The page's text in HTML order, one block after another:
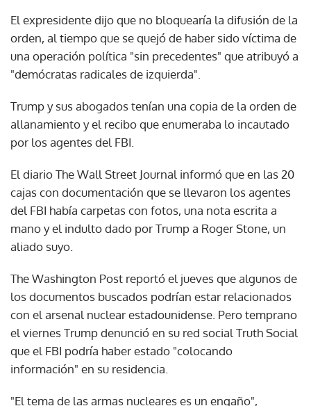
El expresidente dijo que no bloquearía la difusión de la
orden, al tiempo que se quejó de haber sido víctima de
una operación política "sin precedentes" que atribuyó a
"demócratas radicales de izquierda".
Trump y sus abogados tenían una copia de la orden de
allanamiento y el recibo que enumeraba lo incautado
por los agentes del FBI.
El diario The Wall Street Journal informó que en las 20
cajas con documentación que se llevaron los agentes
del FBI había carpetas con fotos, una nota escrita a
mano y el indulto dado por Trump a Roger Stone, un
aliado suyo.
The Washington Post reportó el jueves que algunos de
los documentos buscados podrían estar relacionados
con el arsenal nuclear estadounidense. Pero temprano
el viernes Trump denunció en su red social Truth Social
que el FBI podría haber estado "colocando
información" en su residencia.
"El tema de las armas nucleares es un engaño",